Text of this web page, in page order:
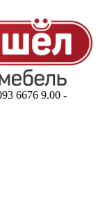
6676 9.00 -